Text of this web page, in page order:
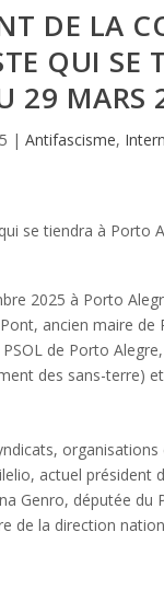
DE LA
QUI SE
29 MARS
| Antifascisme,
2025 à Porto
ancien maire
de Porto
des sans-terre)
actuel président
Genro, députée du
de la direction